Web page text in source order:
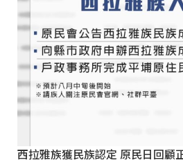
西拉雅族獲民族認定 原民日回顧